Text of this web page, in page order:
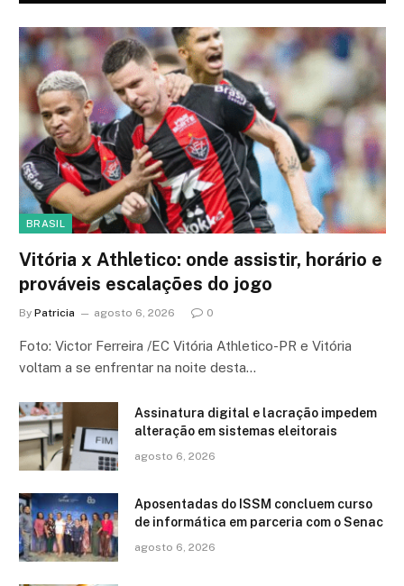
BRASIL
Vitória x Athletico: onde assistir, horário e
prováveis escalações do jogo
By Patricia agosto 6, 2026 0
Foto: Victor Ferreira /EC Vitória Athletico-PR e Vitória
voltam a se enfrentar na noite desta…
Assinatura digital e lacração impedem
alteração em sistemas eleitorais
agosto 6, 2026
Aposentadas do ISSM concluem curso
de informática em parceria com o Senac
agosto 6, 2026